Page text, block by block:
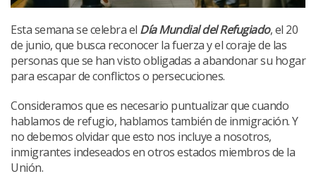
Esta semana se celebra el Día Mundial del Refugiado, el 20
de junio, que busca reconocer la fuerza y ​​el coraje de las
personas que se han visto obligadas a abandonar su hogar
para escapar de conflictos o persecuciones.
Consideramos que es necesario puntualizar que cuando
hablamos de refugio, hablamos también de inmigración. Y
no debemos olvidar que esto nos incluye a nosotros,
inmigrantes indeseados en otros estados miembros de la
Unión.